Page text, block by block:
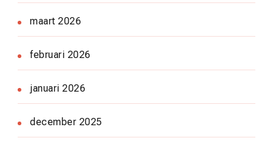
maart 2026
februari 2026
januari 2026
december 2025